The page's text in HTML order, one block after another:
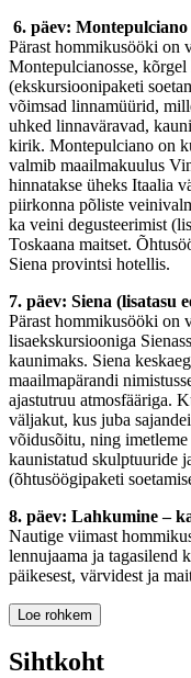
6. päev:
Pärast hommikusööki on
Montepulcianosse,
(ekskursioonipaketi
võimsad linnamüürid,
uhked linnaväravad,
kirik. Montepulciano on
valmib maailmakuulus
hinnatakse üheks Itaalia
piirkonna põliste
ka veini degusteerimist
Toskaana maitset.
Siena provintsi hotellis.
7. päev: Siena (lisatasu
Pärast hommikusööki on
lisaekskursiooniga
kaunimaks. Siena
maailmapärandi
ajastutruu atmosfääriga.
väljakut, kus juba
võidusõitu, ning
kaunistatud skulptuuride
(õhtusöögipaketi
8. päev: Lahkumine –
Nautige viimast
lennujaama ja tagasilend
päikesest, värvidest ja
Loe rohkem
Sihtkoht